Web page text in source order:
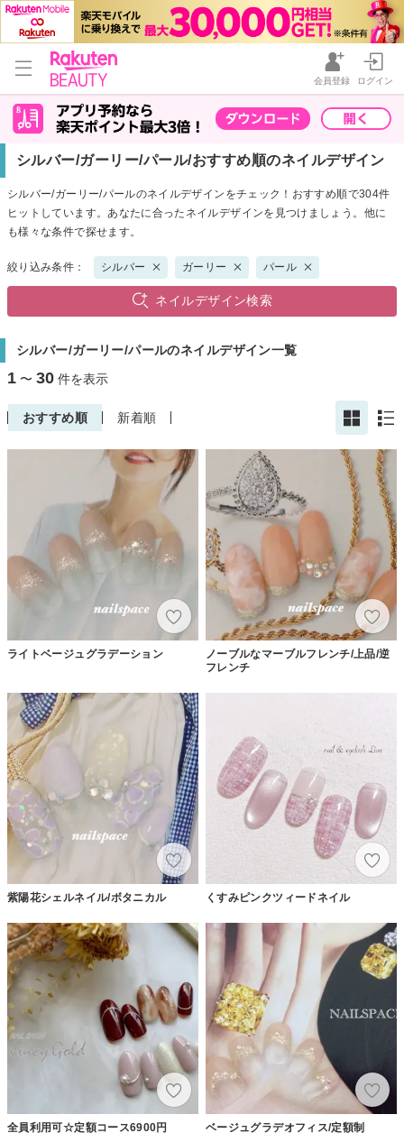
会員登録 ログイン
シルバー/ガーリー/パール/おすすめ順のネイルデザイン
シルバー/ガーリー/パールのネイルデザインをチェック！おすすめ順で304件
ヒットしています。あなたに合ったネイルデザインを見つけましょう。他に
も様々な条件で探せます。
絞り込み条件： シルバー ガーリー パール
ネイルデザイン検索
シルバー/ガーリー/パールのネイルデザイン一覧
1 〜 30 件を表示
おすすめ順 新着順
ライトベージュグラデーション
ノーブルなマーブルフレンチ/上品/逆
フレンチ
紫陽花シェルネイル/ボタニカル くすみピンクツィードネイル
全員利用可☆定額コース6900円 ベージュグラデオフィス/定額制